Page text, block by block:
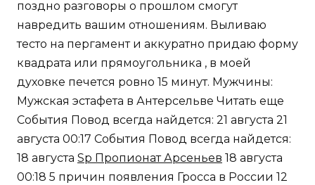
поздно разговоры о прошлом смогут
навредить вашим отношениям. Выливаю
тесто на пергамент и аккуратно придаю форму
квадрата или прямоугольника , в моей
духовке печется ровно 15 минут. Мужчины:
Мужская эстафета в Антерсельве Читать еще
События Повод всегда найдется: 21 августа 21
августа 00:17 События Повод всегда найдется:
18 августа Sp Пропионат Арсеньев 18 августа
00:18 5 причин появления Гросса в России 12